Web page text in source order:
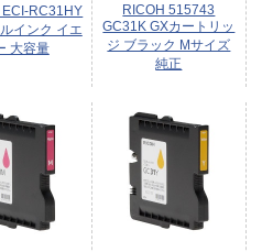
ECI-RC31HY
インク イエ
大容量
RICOH 515743
GC31K GXカートリッ
ジ ブラック Mサイズ
純正